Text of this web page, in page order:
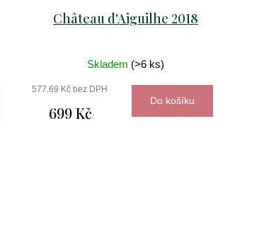
Château d'Aiguilhe 2018
Skladem (>6 ks)
577,69 Kč bez DPH
699 Kč
Do košíku